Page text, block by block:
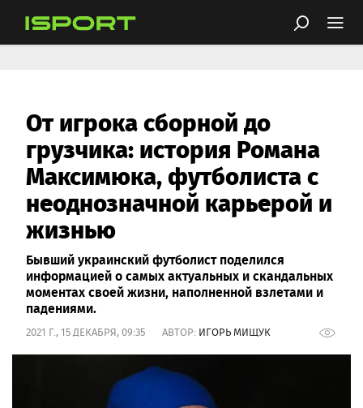
От игрока сборной до
грузчика: история Романа
Максимюка, футболиста с
неоднозначной карьерой и
жизнью
Бывший украинский футболист поделился
информацией о самых актуальных и скандальных
моментах своей жизни, наполненной взлетами и
падениями.
2021 Г., 15 ДЕКАБРЯ, 09:35 АВТОР: ИГОРЬ МИЩУК